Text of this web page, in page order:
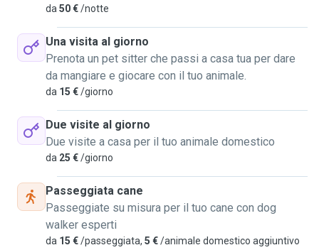
da 50 €/notte
Una visita al giorno
Prenota un pet sitter che passi a casa tua per dare
da mangiare e giocare con il tuo animale.
da 15 €/giorno
Due visite al giorno
Due visite a casa per il tuo animale domestico
da 25 €/giorno
Passeggiata cane
Passeggiate su misura per il tuo cane con dog
walker esperti
da 15 €/passeggiata, 5 €/animale domestico aggiuntivo